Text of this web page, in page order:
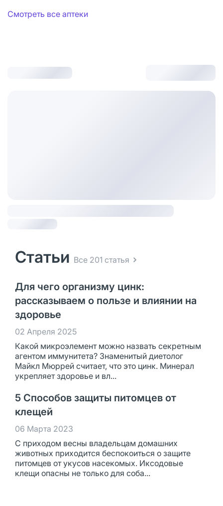
Смотреть все аптеки
Статьи Все 201 статья
Для чего организму цинк:
рассказываем о пользе и влиянии на
здоровье
02 Апреля 2025
Какой микроэлемент можно назвать секретным
агентом иммунитета? Знаменитый диетолог
Майкл Мюррей считает, что это цинк. Минерал
укрепляет здоровье и вл...
5 Способов защиты питомцев от
клещей
06 Марта 2023
С приходом весны владельцам домашних
животных приходится беспокоиться о защите
питомцев от укусов насекомых. Иксодовые
клещи опасны не только для соба...